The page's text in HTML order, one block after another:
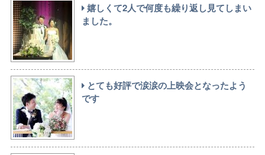
嬉しくて2人で何度も繰り返し見てしまい
ました。
とても好評で涙涙の上映会となったよう
です